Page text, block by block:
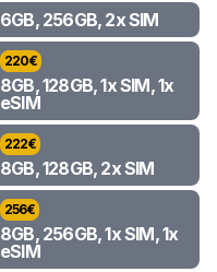
6GB, 256GB, 2x SIM
220€
8GB, 128GB, 1x SIM, 1x
eSIM
222€
8GB, 128GB, 2x SIM
256€
8GB, 256GB, 1x SIM, 1x
eSIM